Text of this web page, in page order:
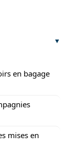
en bagage
mises en